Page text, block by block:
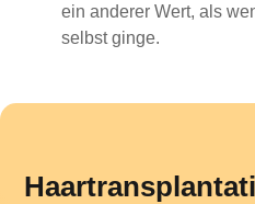
ein anderer Wert, als
selbst ginge.